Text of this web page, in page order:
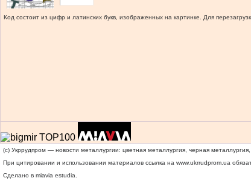
Код состоит из цифр и латинских букв, изображенных на картинке. Для
(c) Укррудпром — новости металлургии: цветная металлургия, черная
При цитировании и использовании материалов ссылка на www.ukrrudprom.ua
Сделано в miavia estudia.